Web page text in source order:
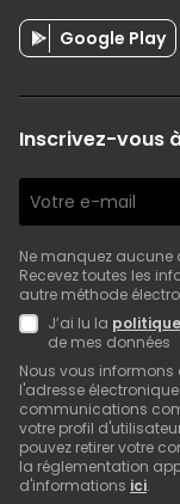
Google Play
Inscrivez-vous
Ne manquez aucune
Recevez toutes les
autre méthode
J’ai lu la
de mes données
Nous vous informons
l'adresse
communications
votre profil
pouvez retirer votre
la réglementation
d'informations ici.